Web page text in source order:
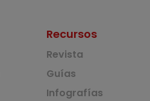
Recursos
Revista
Guías
Infografías